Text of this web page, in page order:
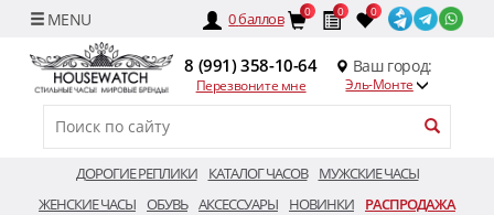
0баллов 0 0 0
8 (991) 358-10-64
Перезвоните мне
Ваш город:
Эль-Монте
ДОРОГИЕ РЕПЛИКИ КАТАЛОГ ЧАСОВ
МУЖСКИЕ ЧАСЫ
ЖЕНСКИЕ ЧАСЫ ОБУВЬ АКСЕССУАРЫ НОВИНКИ РАСПРОДАЖА